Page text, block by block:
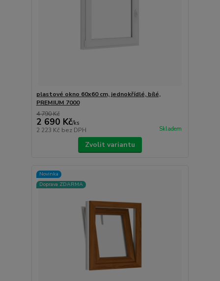
plastové okno 60x60 cm, jednokřídlé, bílé,
PREMIUM 7000
4 790 Kč
2 690 Kč/ks
2 223 Kč bez DPH Skladem
Zvolit variantu
Novinka
Doprava ZDARMA